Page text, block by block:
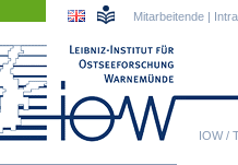
IOW/
Mitarbeitende |